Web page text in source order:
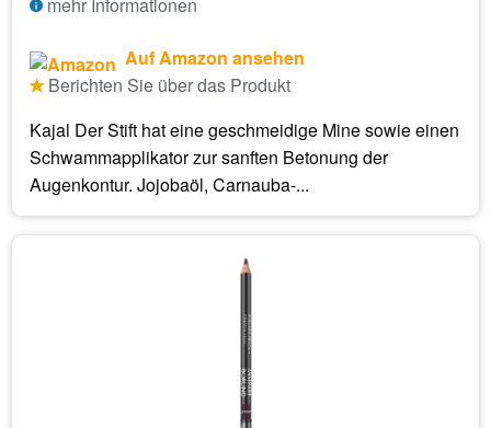
mehr Informationen
Auf Amazon ansehen
Berichten Sie über das Produkt
Kajal Der Stift hat eine geschmeidige Mine sowie einen
Schwammapplikator zur sanften Betonung der
Augenkontur. Jojobaöl, Carnauba-...